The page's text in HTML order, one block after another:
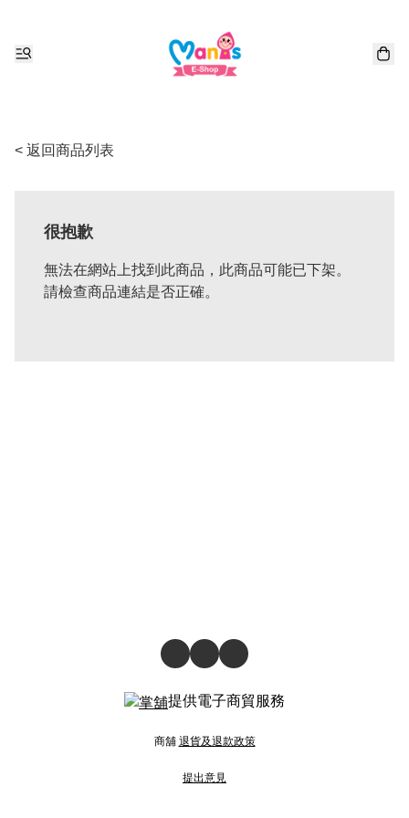
< 返回商品列表
很抱歉
無法在網站上找到此商品，此商品可能已下架。
請檢查商品連結是否正確。
提供電子商貿服務
商舖 退貨及退款政策
提出意見